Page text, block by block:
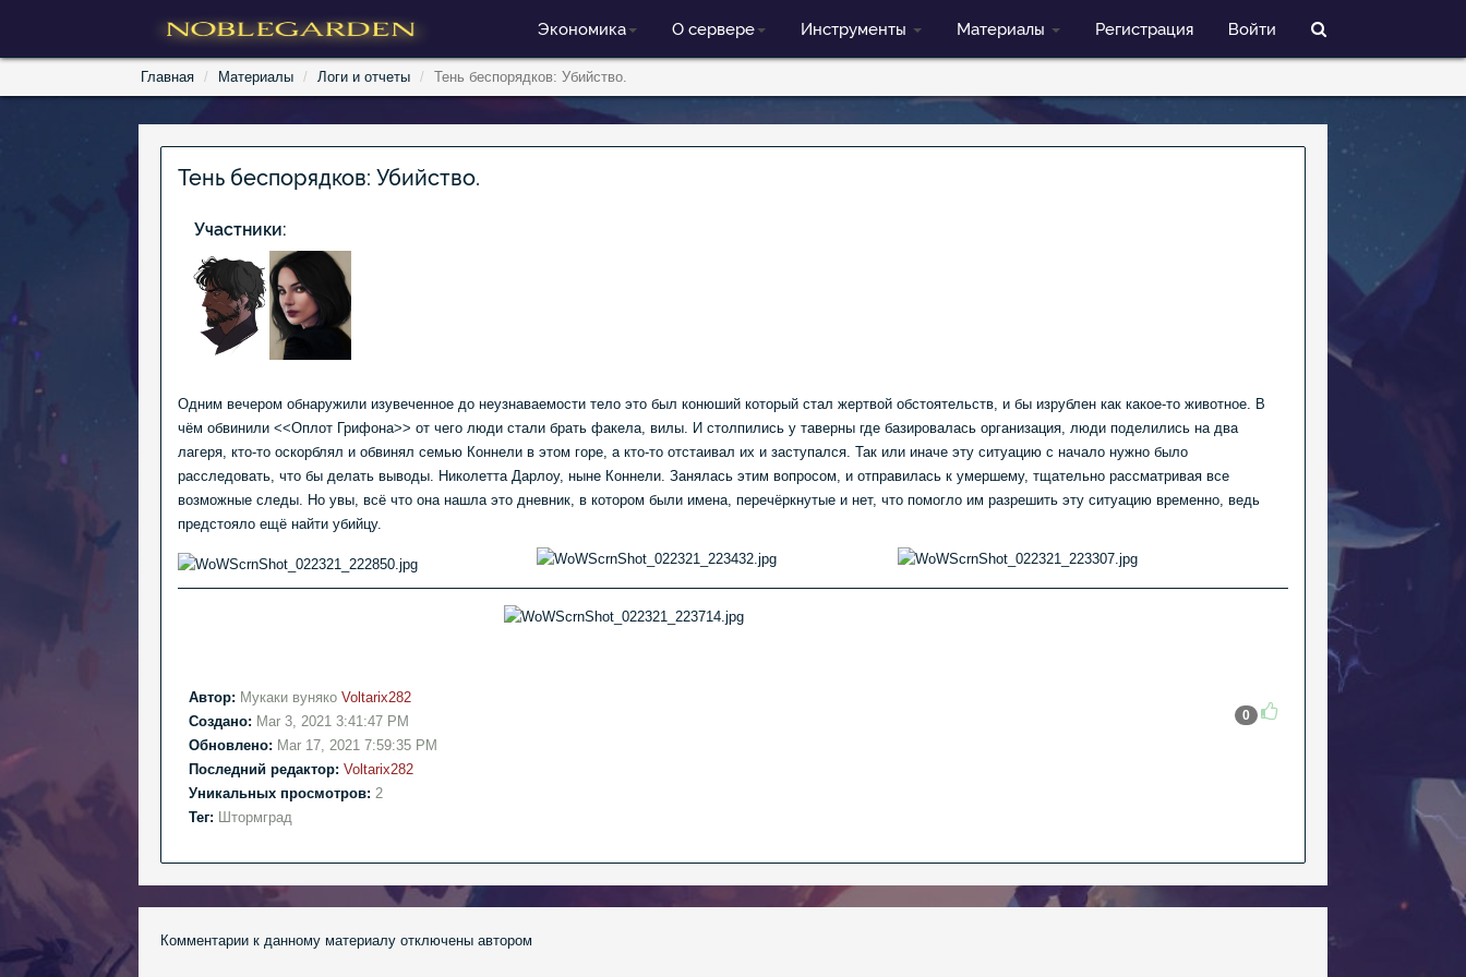
Экономика О сервере Инструменты Материалы Регистрация Войти
Главная Материалы Логи и отчеты Тень беспорядков: Убийство.
Тень беспорядков: Убийство.
Участники:
Одним вечером обнаружили изувеченное до неузнаваемости тело это был конюший который стал жертвой обстоятельств, и бы изрублен как какое-то животное. В
чём обвинили <<Оплот Грифона>> от чего люди стали брать факела, вилы. И столпились у таверны где базировалась организация, люди поделились на два
лагеря, кто-то оскорблял и обвинял семью Коннели в этом горе, а кто-то отстаивал их и заступался. Так или иначе эту ситуацию с начало нужно было
расследовать, что бы делать выводы. Николетта Дарлоу, ныне Коннели. Занялась этим вопросом, и отправилась к умершему, тщательно рассматривая все
возможные следы. Но увы, всё что она нашла это дневник, в котором были имена, перечёркнутые и нет, что помогло им разрешить эту ситуацию временно, ведь
предстояло ещё найти убийцу.
Автор: Мукаки вуняко Voltarix282
Создано: Mar 3, 2021 3:41:47 PM
Обновлено: Mar 17, 2021 7:59:35 PM
Последний редактор: Voltarix282
Уникальных просмотров: 2
Тег: Штормград
0
Комментарии к данному материалу отключены автором